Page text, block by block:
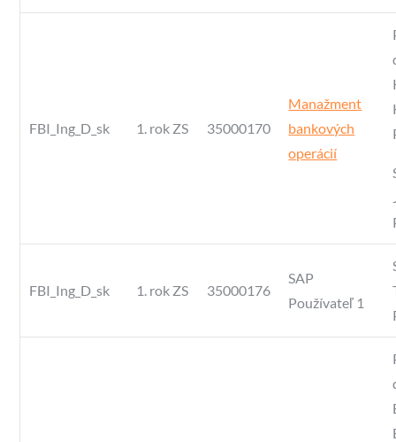
FBI_Ing_D_sk 1. rok ZS 35000170
Manažment
bankových
operácií
FBI_Ing_D_sk 1. rok ZS 35000176
SAP
Používateľ 1